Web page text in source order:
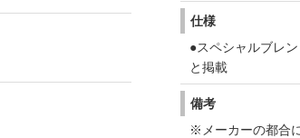
仕様
●スペシャルブレ
と掲載
備考
※メーカーの都合